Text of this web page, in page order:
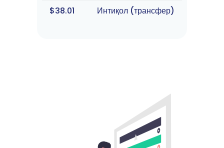
$38.01
Интиқол (трансфер)